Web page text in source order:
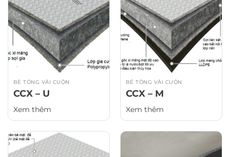
BÊ TÔNG VẢI CUỘN
CCX – U
Xem thêm
BÊ TÔNG VẢI CUỘN
CCX – M
Xem thêm